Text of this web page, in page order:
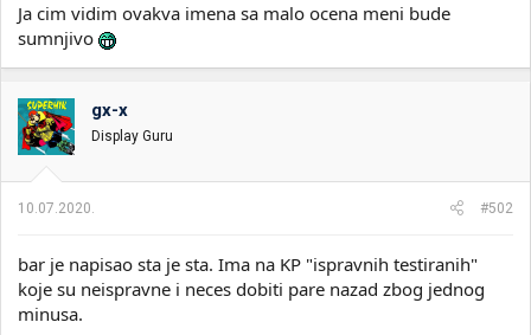
Ja cim vidim ovakva imena sa malo ocena meni bude
sumnjivo
gx-x
Display Guru
10.07.2020. #502
bar je napisao sta je sta. Ima na KP "ispravnih testiranih"
koje su neispravne i neces dobiti pare nazad zbog jednog
minusa.